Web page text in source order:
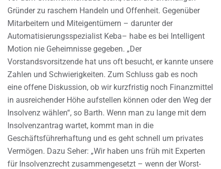
Gründer zu raschem Handeln und Offenheit. Gegenüber
Mitarbeitern und Miteigentümern – darunter der
Automatisierungsspezialist Keba– habe es bei Intelligent
Motion nie Geheimnisse gegeben. „Der
Vorstandsvorsitzende hat uns oft besucht, er kannte unsere
Zahlen und Schwierigkeiten. Zum Schluss gab es noch
eine offene Diskussion, ob wir kurzfristig noch Finanzmittel
in ausreichender Höhe aufstellen können oder den Weg der
Insolvenz wählen“, so Barth. Wenn man zu lange mit dem
Insolvenzantrag wartet, kommt man in die
Geschäftsführerhaftung und es geht schnell um privates
Vermögen. Dazu Seher: „Wir haben uns früh mit Experten
für Insolvenzrecht zusammengesetzt – wenn der Worst-